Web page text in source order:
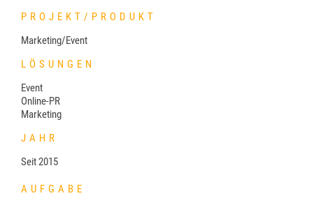
PROJEKT/PRODUKT
Marketing/Event
LÖSUNGEN
Event
Online-PR
Marketing
JAHR
Seit 2015
AUFGABE